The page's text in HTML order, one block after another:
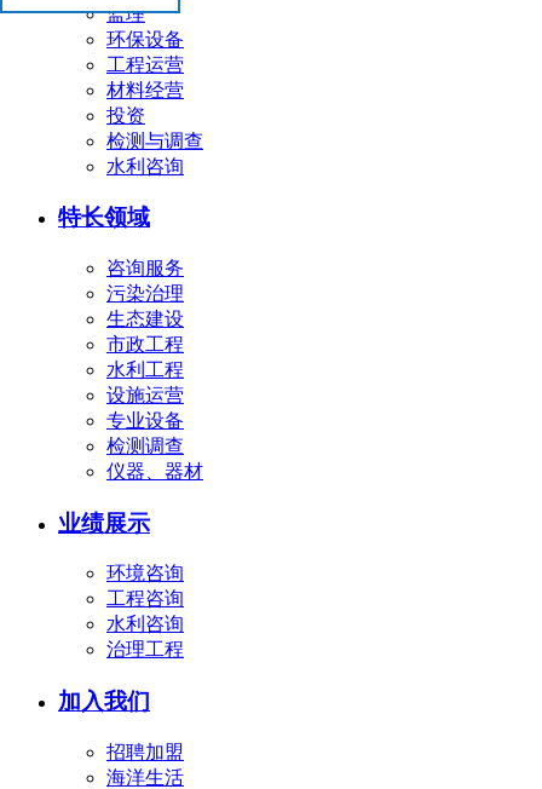
监理
环保设备
工程运营
材料经营
投资
检测与调查
水利咨询
特长领域
咨询服务
污染治理
生态建设
市政工程
水利工程
设施运营
专业设备
检测调查
仪器、器材
业绩展示
环境咨询
工程咨询
水利咨询
治理工程
加入我们
招聘加盟
海洋生活